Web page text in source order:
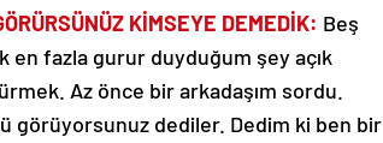
KİMSEYE DEMEDİK: Beş
en fazla gurur duyduğum şey açık
Az önce bir arkadaşım sordu.
görüyorsunuz dediler. Dedim ki ben bir